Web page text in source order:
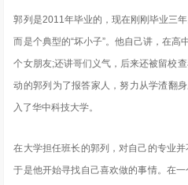
郭列是2011年毕业的，现在刚刚毕业三
而是个典型的“坏小子”。他自己讲，在高
个女朋友;还讲哥们义气，后来还被留校
动的郭列为了报答家人，努力从学渣翻
入了华中科技大学。
在大学担任班长的郭列，对自己的专业
于是他开始寻找自己喜欢做的事情。在